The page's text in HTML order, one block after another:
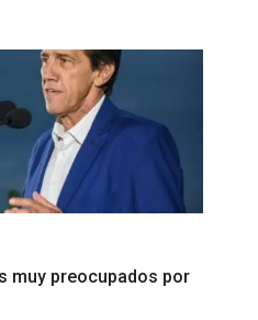
muy preocupados por